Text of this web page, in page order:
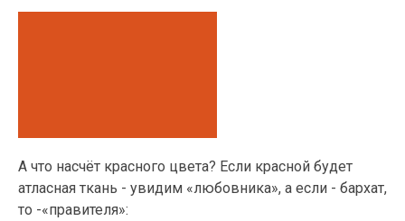
А что насчёт красного цвета? Если красной будет
атласная ткань - увидим «любовника», а если - бархат,
то -«правителя»: